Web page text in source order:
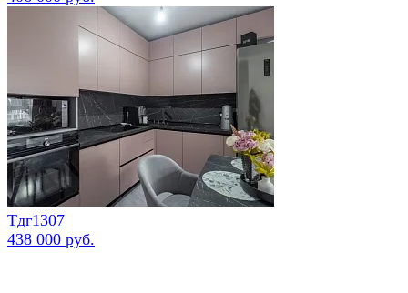
Тдг1307
438 000 руб.